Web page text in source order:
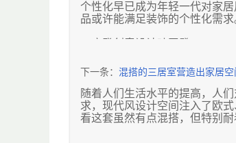
个性化早已成为年轻一代对家
品或许能满足装饰的个性化需
图/becomehome研舍截图
年轻一代喜爱个性化的产品，
造型，别致而又充满趣味性。
下一条： 混搭的三居室营造出家居
随着人们生活水平的提高，人
求，现代风设计空间注入了欧
看这套虽然有点混搭，但特别耐